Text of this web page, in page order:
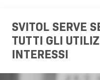
SVITOL SERVE
TUTTI GLI
INTERESSI